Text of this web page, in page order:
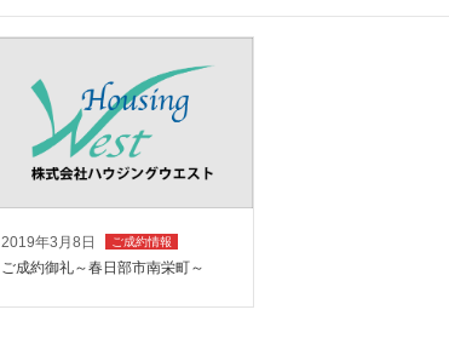
2019年3月8日 ご成約情報
ご成約御礼～春日部市南栄町～